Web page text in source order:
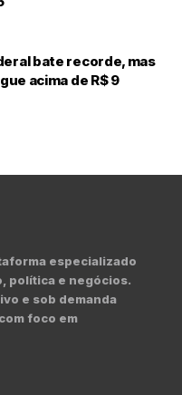
bate recorde, mas
acima de R$ 9
especializado
política e negócios.
e sob demanda
foco em